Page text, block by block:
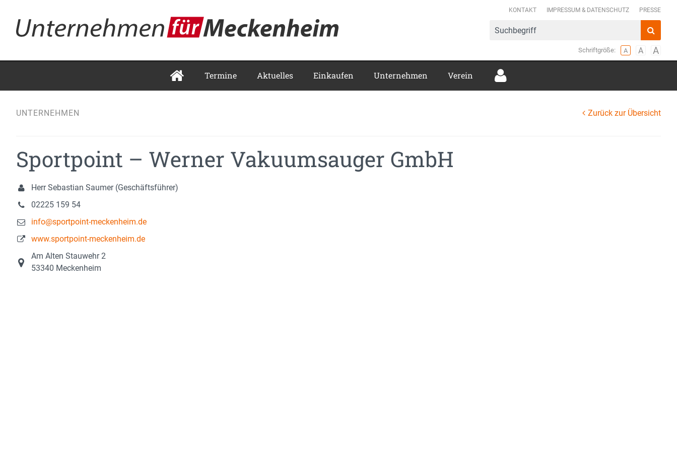
Meckenheimer Verbund e.V.
Termine Aktuelles Einkaufen Unternehmen Verein
KONTAKT IMPRESSUM & DATENSCHUTZ PRESSE
UNTERNEHMEN Zurück zur Übersicht
Sportpoint – Werner Vakuumsauger GmbH
Herr Sebastian Saumer (Geschäftsführer)
02225 159 54
info@sportpoint-meckenheim.de
www.sportpoint-meckenheim.de
Am Alten Stauwehr 2
53340 Meckenheim